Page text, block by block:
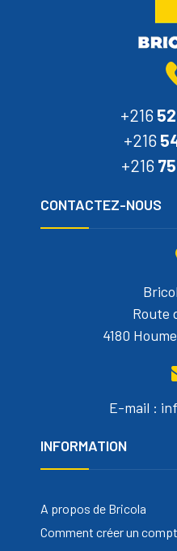
+216
+216
+216
CONTACTEZ-NOUS
Route
4180
E-mail :
INFORMATION
A propos de Bricola
Comment créer un